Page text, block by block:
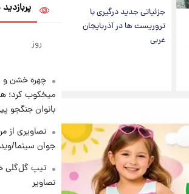
جزئیاتی جدید درگیری با
تروریست ها در آذربایجان
غربی
روز
چهره خشن و
میخکوب کرد؛
بانوان جنگجو
تصاویری از
جوان سینما/
تیپ گل‌گلی
تصاویر